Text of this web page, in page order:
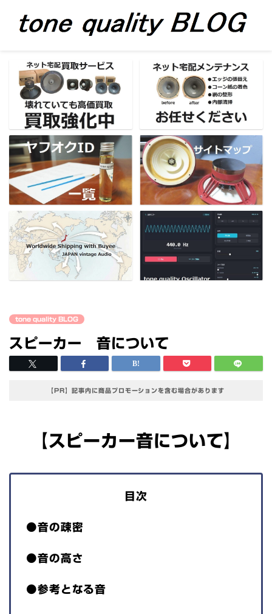
tone quality BLOG
スピーカー 音について
【PR】記事内に商品プロモーションを含む場合があります
【スピーカー音について】
目次
●音の疎密
●音の高さ
●参考となる音